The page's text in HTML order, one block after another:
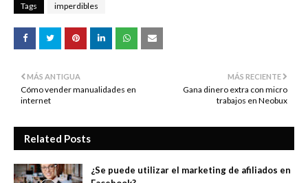
Tags imperdibles
MÁS RECIENTE
Gana dinero extra con micro
trabajos en Neobux
MÁS ANTIGUA
Cómo vender manualidades en
internet
Related Posts
¿Se puede utilizar el marketing de afiliados en